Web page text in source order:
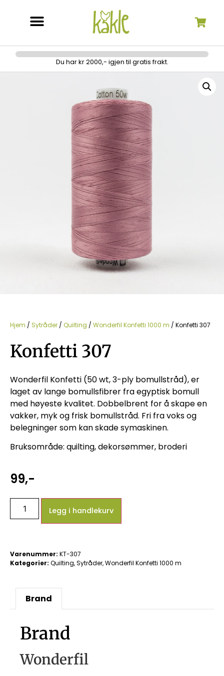
Du har kr 2000,- igjen til gratis frakt.
Hjem / Sytråder / Quilting / Wonderfil Konfetti 1000 m / Konfetti 307
Konfetti 307
Wonderfil Konfetti (50 wt, 3-ply bomullstråd), er
laget av lange bomullsfibrer fra egyptisk bomull
med høyeste kvalitet. Dobbelbrent for å skape en
vakker, myk og frisk bomullstråd. Fri fra voks og
belegninger som kan skade symaskinen.
Bruksområde: quilting, dekorsømmer, broderi
99,-
Legg i handlekurv
Varenummer: KT-307
Kategorier: Quilting,Sytråder,Wonderfil Konfetti 1000 m
Brand
Brand
Wonderfil